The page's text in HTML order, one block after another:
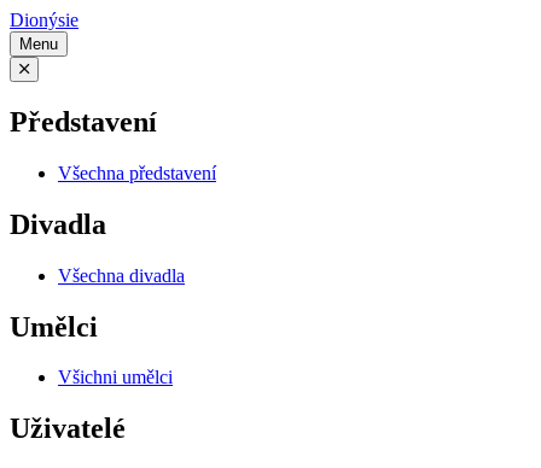
Dionýsie
Menu
Představení
Všechna představení
Divadla
Všechna divadla
Umělci
Všichni umělci
Uživatelé